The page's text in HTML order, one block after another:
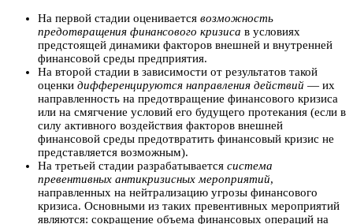
На первой стадии оценивается возможность
предотвращения финансового кризиса в условиях
предстоящей динамики факторов внешней и внутренней
финансовой среды предприятия.
На второй стадии в зависимости от результатов такой
оценки дифференцируются направления действий — их
направленность на предотвращение финансового кризиса
или на смягчение условий его будущего протекания (если в
силу активного воздействия факторов внешней
финансовой среды предотвратить финансовый кризис не
представляется возможным).
На третьей стадии разрабатывается система
превентивных антикризисных мероприятий,
направленных на нейтрализацию угрозы финансового
кризиса. Основными из таких превентивных мероприятий
являются: сокращение объема финансовых операций на